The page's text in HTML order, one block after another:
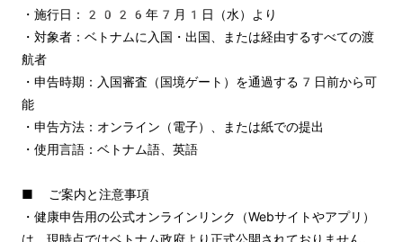
・施行日：2026年7月1日（水）より
・対象者：ベトナムに入国・出国、または経由するすべての渡
航者
・申告時期：入国審査（国境ゲート）を通過する7日前から可
能
・申告方法：オンライン（電子）、または紙での提出
・使用言語：ベトナム語、英語
■ ご案内と注意事項
・健康申告用の公式オンラインリンク（Webサイトやアプリ）
は、現時点ではベトナム政府より正式公開されておりません。